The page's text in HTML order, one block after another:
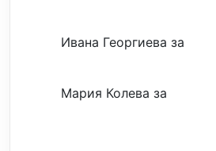
Ивана Георгиева за
Мария Колева за